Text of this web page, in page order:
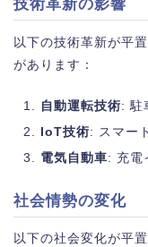
技術革新の影響
以下の技術革新が平
があります：
自動運転技術: 駐
IoT技術: スマー
電気自動車: 充電
社会情勢の変化
以下の社会変化が平